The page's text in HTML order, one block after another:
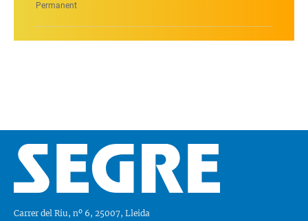
Permanent
Carrer del Riu, nº 6, 25007, Lleida